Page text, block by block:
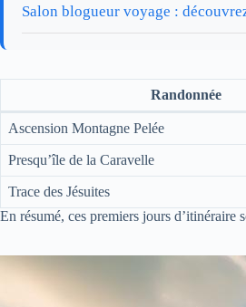
Salon blogueur voyage :
Randonnée
Ascension Montagne Pelée
Presqu’île de la Caravelle
Trace des Jésuites
En résumé, ces premiers jours